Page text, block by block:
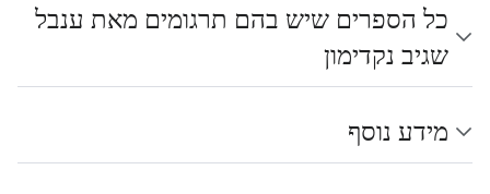
כל הספרים שיש בהם תרגומים מאת ענבל
שגיב נקדימון
מידע נוסף